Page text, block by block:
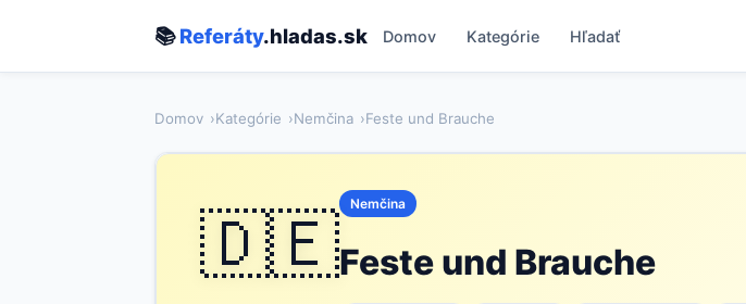
📚Referáty.hladas.sk Domov Kategórie Hľadať
Domov Kategórie Nemčina Feste und Brauche
🇩🇪 Nemčina
Feste und Brauche